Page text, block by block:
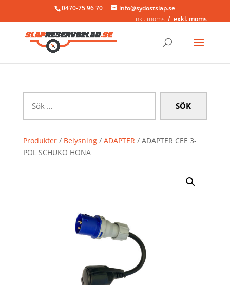
0470-75 96 70
info@sydostslap.se
inkl. moms
exkl. moms
efter:
Produkter/ Belysning/ ADAPTER/ ADAPTER CEE 3-
POL SCHUKO HONA